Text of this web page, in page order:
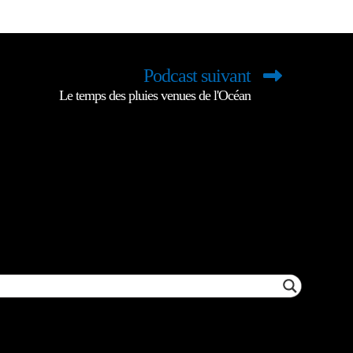
Podcast suivant
Le temps des pluies venues de l'Océan